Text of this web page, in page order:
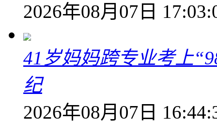
2026年08月07日
41岁妈妈跨专业考上
纪
2026年08月07日